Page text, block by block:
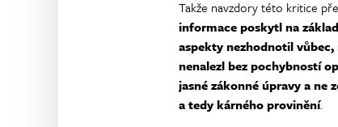
Takže navzdory této kritice
informace poskytl na
aspekty nezhodnotil
nenalezl bez pochybností
jasné zákonné úpravy a ne
a tedy kárného provinění.